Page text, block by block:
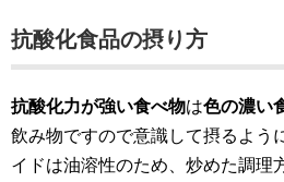
抗酸化食品の摂り方
抗酸化力が強い食べ物は色の濃い
飲み物ですので意識して摂るよう
イドは油溶性のため、炒めた調理